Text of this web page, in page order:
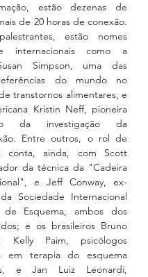
estão dezenas de
de 20 horas de conexão.
estão nomes
internacionais como a
Simpson, uma das
do mundo no
transtornos alimentares, e
Kristin Neff, pioneira
da investigação da
Entre outros, o rol de
conta, ainda, com Scott
da técnica da "Cadeira
e Jeff Conway, ex-
Sociedade Internacional
Esquema, ambos dos
e os brasileiros Bruno
Kelly Paim, psicólogos
em terapia do esquema
e Jan Luiz Leonardi,